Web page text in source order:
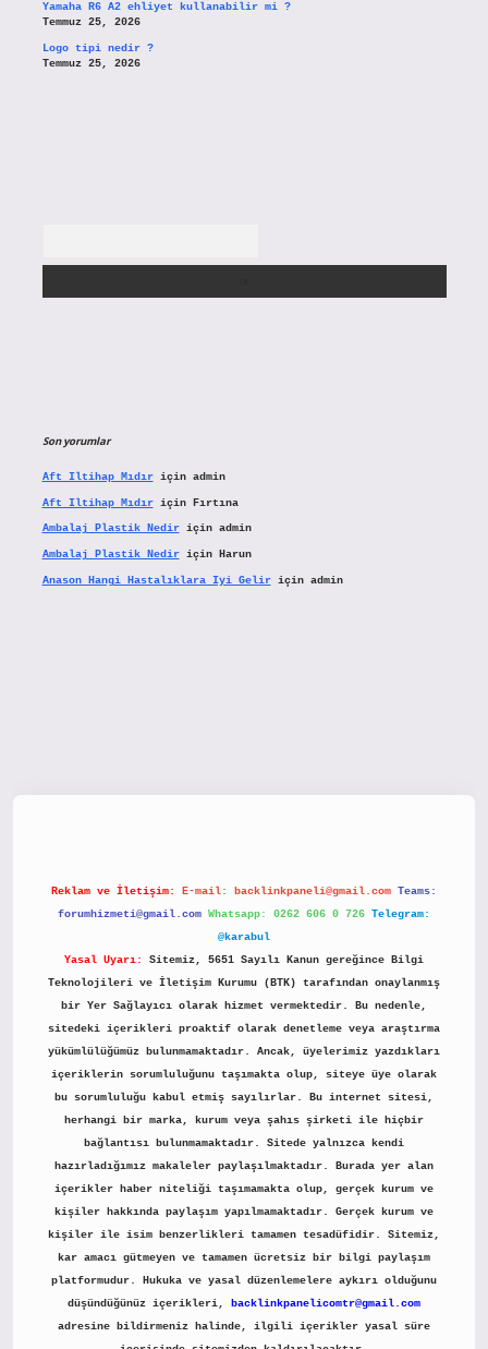
Yamaha R6 A2 ehliyet kullanabilir mi ?
Temmuz 25, 2026
Logo tipi nedir ?
Temmuz 25, 2026
Son yorumlar
Aft Iltihap Mıdıriçin admin
Aft Iltihap Mıdıriçin Fırtına
Ambalaj Plastik Nediriçin admin
Ambalaj Plastik Nediriçin Harun
Anason Hangi Hastalıklara Iyi Geliriçin admin
Reklam ve İletişim: E-mail: backlinkpaneli@gmail.com Teams:
forumhizmeti@gmail.com Whatsapp: 0262 606 0 726 Telegram:
@karabul
Yasal Uyarı:
Sitemiz, 5651 Sayılı Kanun gereğince Bilgi
Teknolojileri ve İletişim Kurumu (BTK) tarafından onaylanmış
bir Yer Sağlayıcı olarak hizmet vermektedir. Bu nedenle,
sitedeki içerikleri proaktif olarak denetleme veya araştırma
yükümlülüğümüz bulunmamaktadır. Ancak, üyelerimiz yazdıkları
içeriklerin sorumluluğunu taşımakta olup, siteye üye olarak
bu sorumluluğu kabul etmiş sayılırlar. Bu internet sitesi,
herhangi bir marka, kurum veya şahıs şirketi ile hiçbir
bağlantısı bulunmamaktadır. Sitede yalnızca kendi
hazırladığımız makaleler paylaşılmaktadır. Burada yer alan
içerikler haber niteliği taşımamakta olup, gerçek kurum ve
kişiler hakkında paylaşım yapılmamaktadır. Gerçek kurum ve
kişiler ile isim benzerlikleri tamamen tesadüfidir. Sitemiz,
kar amacı gütmeyen ve tamamen ücretsiz bir bilgi paylaşım
platformudur. Hukuka ve yasal düzenlemelere aykırı olduğunu
düşündüğünüz içerikleri,
backlinkpanelicomtr@gmail.com
adresine bildirmeniz halinde, ilgili içerikler yasal süre